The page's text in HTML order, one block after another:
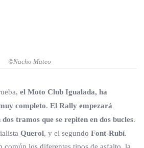
©Nacho Mateo
el Moto Club Igualada, ha
completo. El Rally empezará
tramos que se repiten en dos bucles.
Querol, y el segundo Font-Rubí.